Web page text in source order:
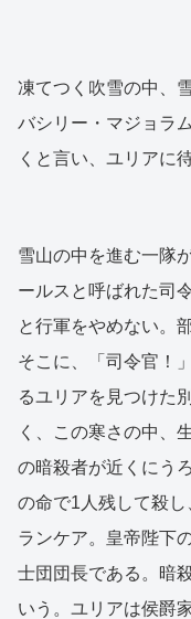
凍てつく吹雪の中、
バシリー・マジョラ
くと言い、ユリアに
雪山の中を進む一隊
ールスと呼ばれた司
と行軍をやめない。
そこに、「司令官！
るユリアを見つけた
く、この寒さの中、
の暗殺者が近くにう
の命で1人残して殺し
ランケア。皇帝陛下
士団団長である。暗
いう。ユリアは侯爵